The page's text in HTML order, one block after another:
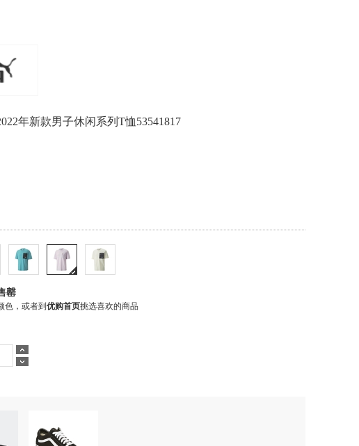
年新款男子休闲系列T恤53541817
罄
色，或者到 优购首页挑选喜欢的商品